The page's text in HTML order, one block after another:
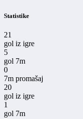
Statistike
21
gol iz igre
5
gol 7m
0
7m promašaj
20
gol iz igre
1
gol 7m